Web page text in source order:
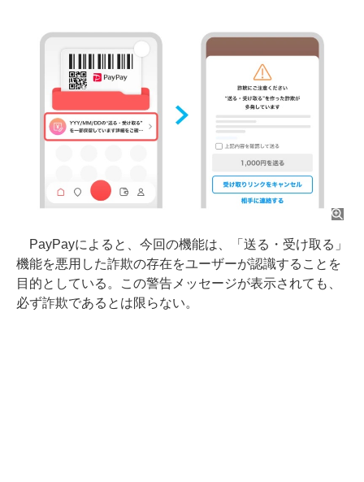
PayPayによると、今回の機能は、「送る・受け取る」
機能を悪用した詐欺の存在をユーザーが認識することを
目的としている。この警告メッセージが表示されても、
必ず詐欺であるとは限らない。